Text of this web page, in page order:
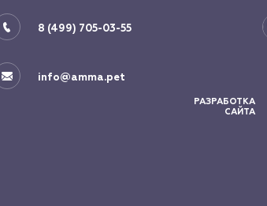
8 (499) 705-03-55
info@amma.pet
РАЗРАБОТКА
САЙТА